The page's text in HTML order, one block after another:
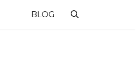
BLOG